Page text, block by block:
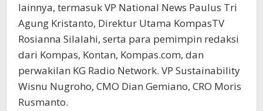
lainnya, termasuk VP National News Paulus Tri
Agung Kristanto, Direktur Utama KompasTV
Rosianna Silalahi, serta para pemimpin redaksi
dari Kompas, Kontan, Kompas.com, dan
perwakilan KG Radio Network. VP Sustainability
Wisnu Nugroho, CMO Dian Gemiano, CRO Moris
Rusmanto.